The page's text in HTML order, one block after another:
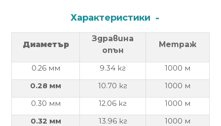
поверителност
Политика
използване
на
“бисквитки”
(Cookie)
Характеристики
Диаметър
Здравина
опън
Метраж
0.26 мм 9.34 кг 1000 м
0.28 мм 10.70 кг 1000 м
0.30 мм 12.06 кг 1000 м
0.32 мм 13.96 кг 1000 м